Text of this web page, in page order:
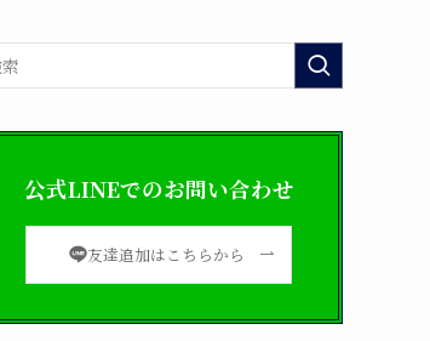
公式LINEでのお問い合わせ
友達追加はこちらから